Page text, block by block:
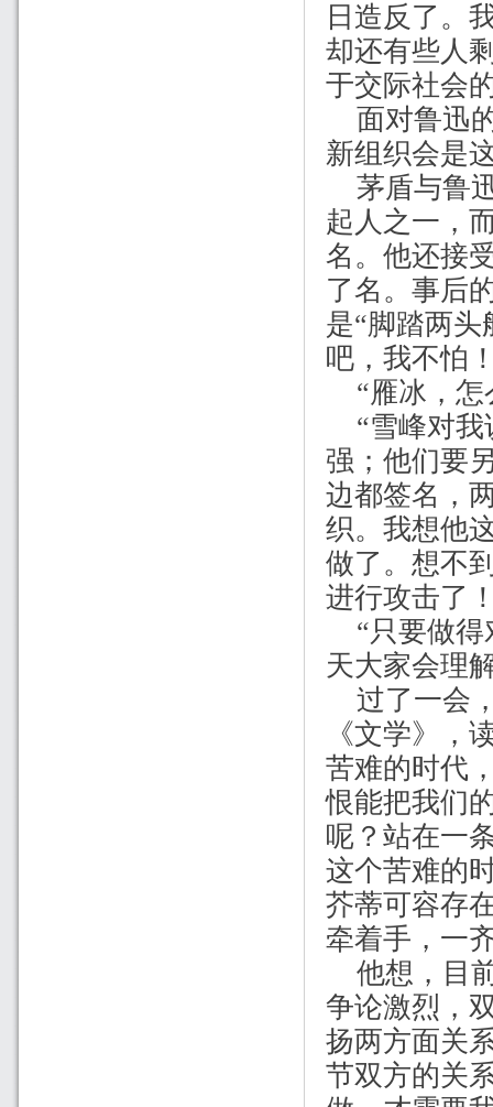
日造反了。
却还有些人
于交际社会
面对鲁迅
新组织会是
茅盾与鲁
起人之一，
名。他还接
了名。事后
是“脚踏两头
吧，我不怕
“雁冰，
“雪峰对
强；他们要
边都签名，
织。我想他
做了。想不
进行攻击了
“只要做
天大家会理
过了一会
《文学》，
苦难的时代
恨能把我们
呢？站在一
这个苦难的
芥蒂可容存
牵着手，一
他想，目
争论激烈，
扬两方面关
节双方的关